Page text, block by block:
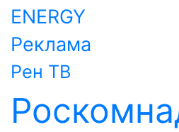
ENERGY
Реклама
Рен ТВ